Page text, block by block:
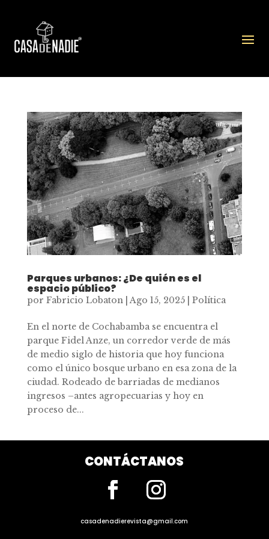
Parques urbanos: ¿De quién es el
espacio público?
por Fabricio Lobaton|Ago 15, 2025| Política
En el norte de Cochabamba se encuentra el
parque Fidel Anze, un corredor verde de más
de medio siglo de historia que hoy funciona
como el único bosque urbano en esa zona de la
ciudad. Rodeado de barriadas de medianos
ingresos –antes agropecuarias y hoy en
proceso de...
CONTÁCTANOS
casadenadierevista@gmail.com